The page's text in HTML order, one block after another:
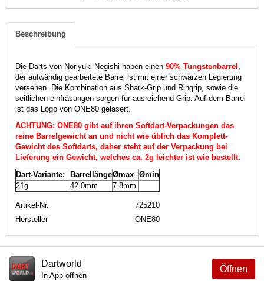
Beschreibung
Die Darts von Noriyuki Negishi haben einen 90% Tungstenbarrel
der aufwändig gearbeitete Barrel ist mit einer schwarzen Legierung
versehen. Die Kombination aus Shark-Grip und Ringrip, sowie die
seitlichen einfräsungen sorgen für ausreichend Grip. Auf dem Barrel
ist das Logo von ONE80 gelasert.
ACHTUNG: ONE80 gibt auf ihren Softdart-Verpackungen das
reine Barrelgewicht an und nicht wie üblich das Komplett-
Gewicht des Softdarts, daher steht auf der Verpackung bei
Lieferung ein Gewicht, welches ca. 2g leichter ist wie bestellt.
Dart-Variante:
BarrellängeØmax Ømin
21g
42,0mm 7,8mm
Artikel-Nr.
725210
Hersteller
ONE80
Öffnen
Dartworld
In App öffnen